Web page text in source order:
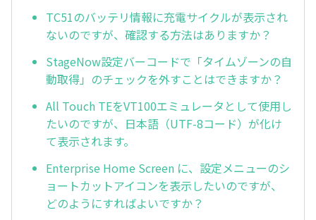
TC51のバッテリ情報に充電サイクルが表示され
ないのですが、確認する方法はありますか？
StageNow設定バーコードで「タイムゾーンの自
動取得」のチェックを外すことはできますか？
All Touch TEをVT100エミュレータとして使用し
たいのですが、日本語（UTF-8コード）が化け
て表示されます。
Enterprise Home Screen に、設定メニューのシ
ョートカットアイコンを表示したいのですが、
どのようにすればよいですか？